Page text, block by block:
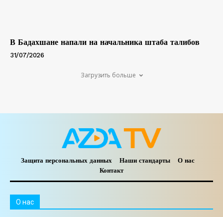
В Бадахшане напали на начальника штаба талибов
31/07/2026
Загрузить больше
Защита персональных данных Наши стандарты
О нас
Контакт
O нас